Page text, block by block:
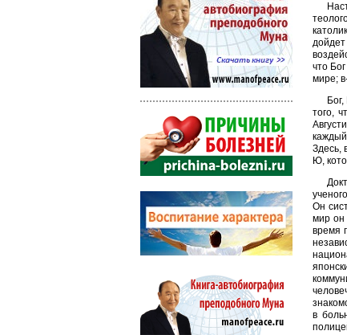
что
мире;
того,
Здесь,
Ю,
Он
мир он
время
в